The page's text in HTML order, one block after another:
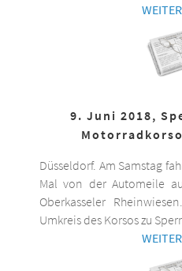
9. Juni 2018,
Düsseldorf. Am Samstag
Mal von der Automeile
Oberkasseler
Umkreis des Korsos zu